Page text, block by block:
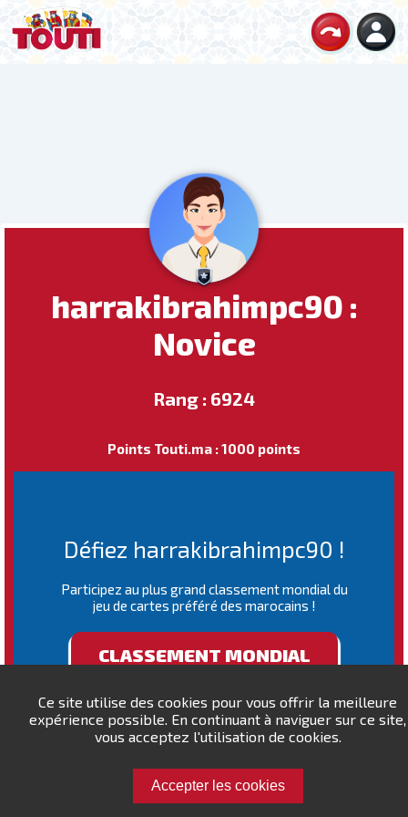
Ce site utilise des cookies pour vous offrir la meilleure
expérience possible. En continuant à naviguer sur ce site,
vous acceptez l'utilisation de cookies.
Accepter les cookies
harrakibrahimpc90 :
Novice
Rang : 6924
Points Touti.ma : 1000 points
Défiez harrakibrahimpc90 !
Participez au plus grand classement mondial du
jeu de cartes préféré des marocains !
CLASSEMENT MONDIAL